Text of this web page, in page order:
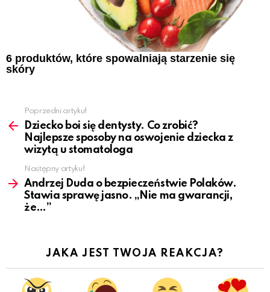
6 produktów, które spowalniają starzenie się
skóry
more
Poprzedni artykuł
Dziecko boi się dentysty. Co zrobić?
Najlepsze sposoby na oswojenie dziecka z
wizytą u stomatologa
Następny artykuł
Andrzej Duda o bezpieczeństwie Polaków.
Stawia sprawę jasno. „Nie ma gwarancji,
że…”
JAKA JEST TWOJA REAKCJA?